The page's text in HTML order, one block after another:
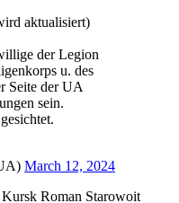
aktualisiert)
der Legion
u. des
Seite der UA
sein.
March 12, 2024
Roman Starowoit